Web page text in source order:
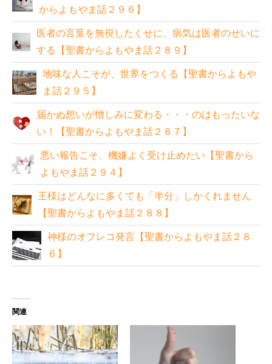
からよもやま話２９６】
医者の言葉を無視したくせに、病気は医者のせいに
する【聖書からよもやま話２８９】
地味な人こそが、世界をつくる【聖書からよもや
ま話２９５】
届かぬ想いが憎しみに変わる・・・のはもったいな
い！【聖書からよもやま話２８７】
悪い報告こそ、機嫌よく受け止めたい【聖書から
よもやま話２９４】
王様はどんなに多くても「半分」しかくれません
【聖書からよもやま話２８８】
神様のオフレコ発言【聖書からよもやま話２８
６】
関連